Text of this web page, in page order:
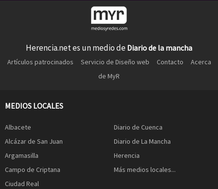
Herencia.net es un medio de Diario de la mancha
Artículos patrocinados Servicio de Diseño web Contacto
Acerca
de MyR
MEDIOS LOCALES
Albacete
Alcázar de San Juan
Argamasilla
Campo de Criptana
Ciudad Real
Diario de Cuenca
Diario de La Mancha
Herencia
Más medios locales...